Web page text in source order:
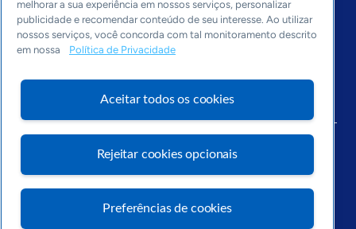
Editorias
Economia & Política
Inovação & Tecnologia
Cultura empreendedora
Arquivo
melhorar a sua experiência em nossos serviços, personalizar
publicidade e recomendar conteúdo de seu interesse. Ao utilizar
nossos serviços, você concorda com tal monitoramento descrito
em nossa
Política de Privacidade
Aceitar todos os cookies
Rejeitar cookies opcionais
Preferências de cookies